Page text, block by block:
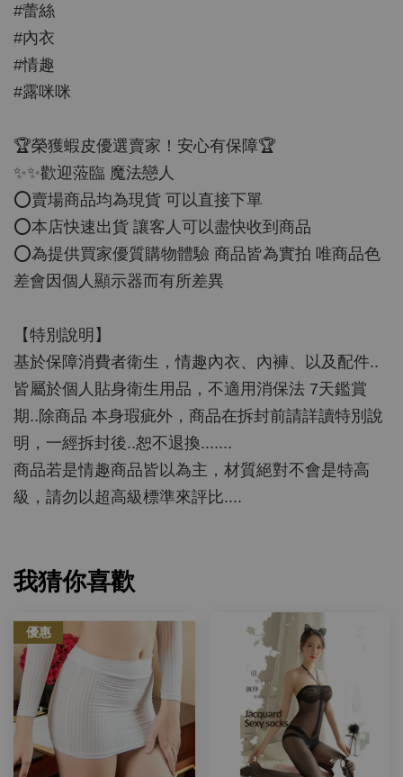
#蕾絲
#內衣
#情趣
#露咪咪
🏆榮獲蝦皮優選賣家！安心有保障🏆
✨✨歡迎蒞臨 魔法戀人
⭕️賣場商品均為現貨 可以直接下單
⭕️本店快速出貨 讓客人可以盡快收到商品
⭕️為提供買家優質購物體驗 商品皆為實拍 唯商品色
差會因個人顯示器而有所差異
【特別說明】
基於保障消費者衛生，情趣內衣、內褲、以及配件..
皆屬於個人貼身衛生用品，不適用消保法 7天鑑賞
期..除商品 本身瑕疵外，商品在拆封前請詳讀特別說
明，一經拆封後..恕不退換.......
商品若是情趣商品皆以為主，材質絕對不會是特高
級，請勿以超高級標準來評比....
我猜你喜歡
優惠